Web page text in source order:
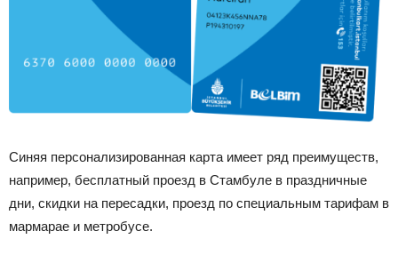
Синяя персонализированная карта имеет ряд преимуществ,
например, бесплатный проезд в Стамбуле в праздничные
дни, скидки на пересадки, проезд по специальным тарифам в
мармарае и метробусе.